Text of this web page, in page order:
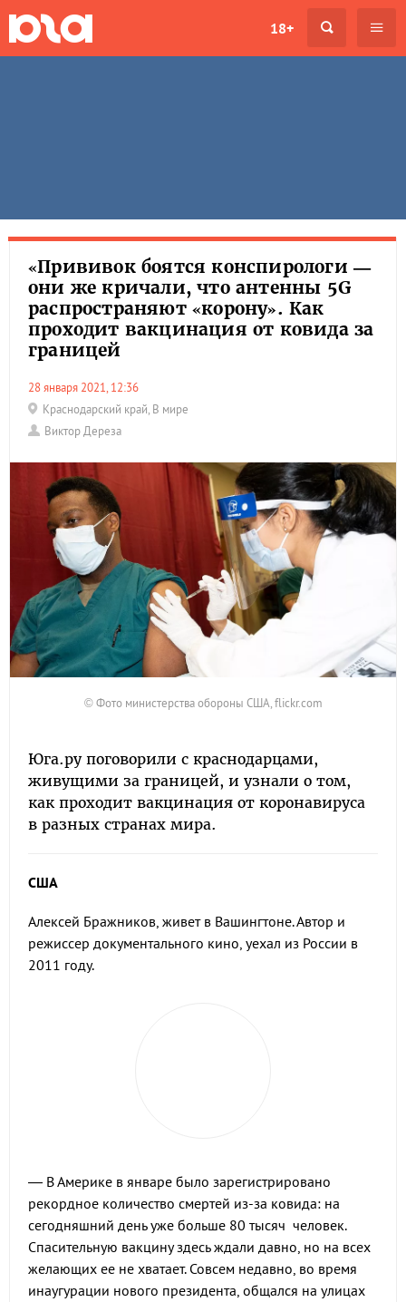
18+
«Прививок боятся конспирологи —
они же кричали, что антенны 5G
распространяют «корону». Как
проходит вакцинация от ковида за
границей
28 января 2021, 12:36
Краснодарский край, В мире
Виктор Дереза
© Фото министерства обороны США, flickr.com
Юга.ру поговорили с краснодарцами,
живущими за границей, и узнали о том,
как проходит вакцинация от коронавируса
в разных странах мира.
США
Алексей Бражников, живет в Вашингтоне. Автор и
режиссер документального кино, уехал из России в
2011 году.
— В Америке в январе было зарегистрировано
рекордное количество смертей из-за ковида: на
сегодняшний день уже больше 80 тысяч человек.
Спасительную вакцину здесь ждали давно, но на всех
желающих ее не хватает. Совсем недавно, во время
инаугурации нового президента, общался на улицах